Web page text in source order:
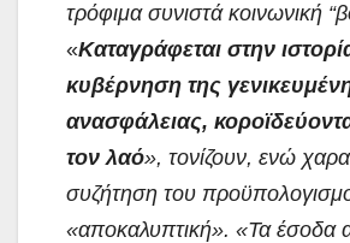
τρόφιμα συνιστά κοινωνική
«Καταγράφεται στην
κυβέρνηση της
ανασφάλειας,
τον λαό», τονίζουν, ενώ
συζήτηση του
«αποκαλυπτική». «Τα